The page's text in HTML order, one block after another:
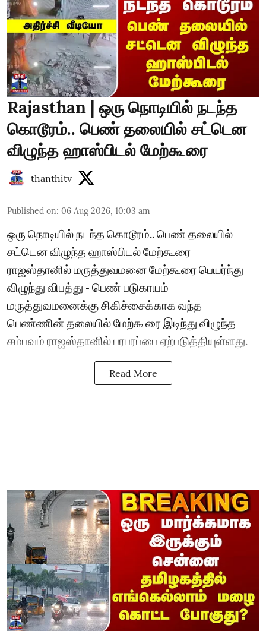
Rajasthan | ஒரு நொடியில் நடந்த
கொடூரம்.. பெண் தலையில் சட்டென
விழுந்த ஹாஸ்பிடல் மேற்கூரை
thanthitv
Published on: 06 Aug 2026, 10:03 am
ஒரு நொடியில் நடந்த கொடூரம்.. பெண் தலையில்
சட்டென விழுந்த ஹாஸ்பிடல் மேற்கூரை
ராஜஸ்தானில் மருத்துவமனை மேற்கூரை பெயர்ந்து
விழுந்து விபத்து - பெண் படுகாயம்
மருத்துவமனைக்கு சிகிச்சைக்காக வந்த
பெண்ணின் தலையில் மேற்கூரை இடிந்து விழுந்த
சம்பவம் ராஜஸ்தானில் பரபரப்பை ஏற்படுத்தியுள்ளது.
Read More